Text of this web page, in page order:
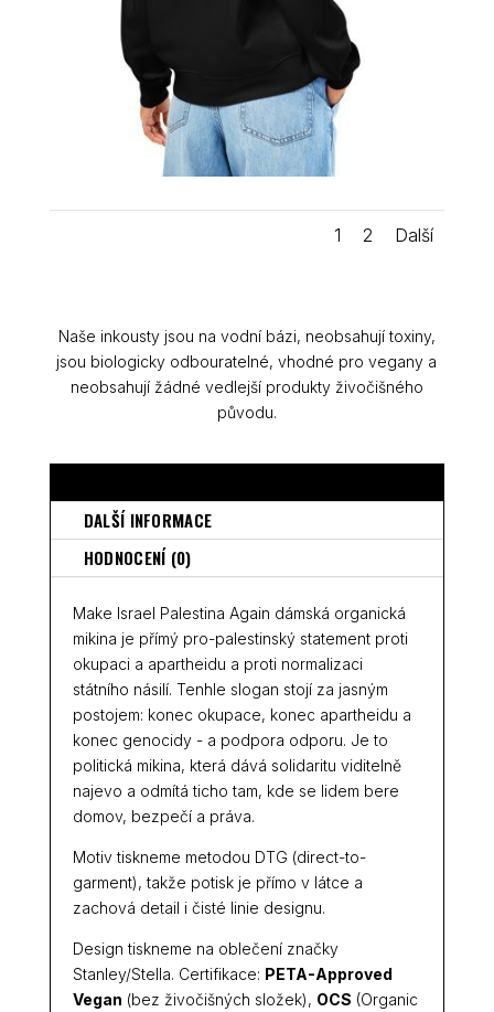
1 2 Další
Naše inkousty jsou na vodní bázi, neobsahují toxiny,
jsou biologicky odbouratelné, vhodné pro vegany a
neobsahují žádné vedlejší produkty živočišného
původu.
DALŠÍ INFORMACE
HODNOCENÍ (0)
Make Israel Palestina Again dámská organická
mikina je přímý pro-palestinský statement proti
okupaci a apartheidu a proti normalizaci
státního násilí. Tenhle slogan stojí za jasným
postojem: konec okupace, konec apartheidu a
konec genocidy - a podpora odporu. Je to
politická mikina, která dává solidaritu viditelně
najevo a odmítá ticho tam, kde se lidem bere
domov, bezpečí a práva.
Motiv tiskneme metodou DTG (direct-to-
garment), takže potisk je přímo v látce a
zachová detail i čisté linie designu.
Design tiskneme na oblečení značky
Stanley/Stella. Certifikace: PETA-Approved
Vegan (bez živočišných složek), OCS (Organic